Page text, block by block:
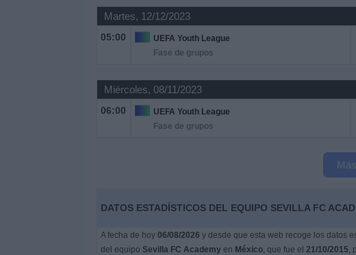
Martes, 12/12/2023
05:00
UEFA Youth League
Fase de grupos
Miércoles, 08/11/2023
06:00
UEFA Youth League
Fase de grupos
DATOS ESTADÍSTICOS DEL EQUIPO SEVILLA FC
A fecha de hoy 06/08/2026 y desde que esta web recoge los datos
del equipo Sevilla FC Academyen México, que fue el 21/10/2015,